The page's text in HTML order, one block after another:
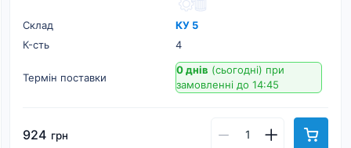
Склад
КУ 5
К-cть
4
Термін поставки
0 днів (сьогодні) при
замовленні до 14:45
924 грн